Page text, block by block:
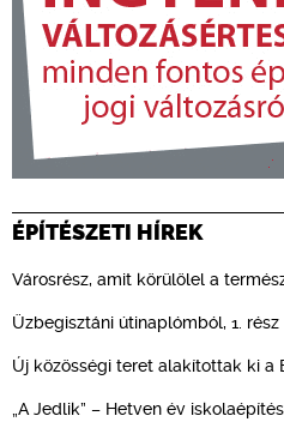
ÉPÍTÉSZETI HÍREK
Városrész, amit körülölel a
Üzbegisztáni útinaplómból, 1. rész
Új közösségi teret alakítottak ki a
„A Jedlik” – Hetven év